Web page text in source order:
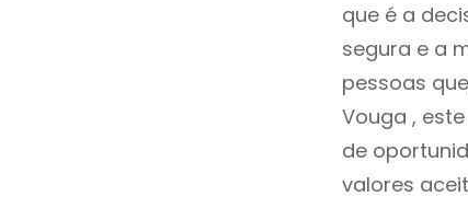
que é a
segura e a
pessoas
Vouga ,
de
valores